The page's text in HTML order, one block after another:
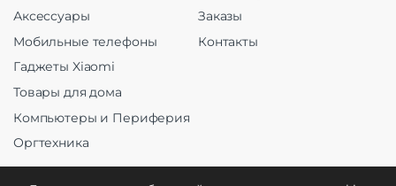
Аксессуары
Мобильные телефоны
Гаджеты Xiaomi
Товары для дома
Компьютеры и Периферия
Оргтехника
Заказы
Контакты